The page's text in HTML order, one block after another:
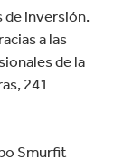
de inversión.
a las
de la
241
Smurfit